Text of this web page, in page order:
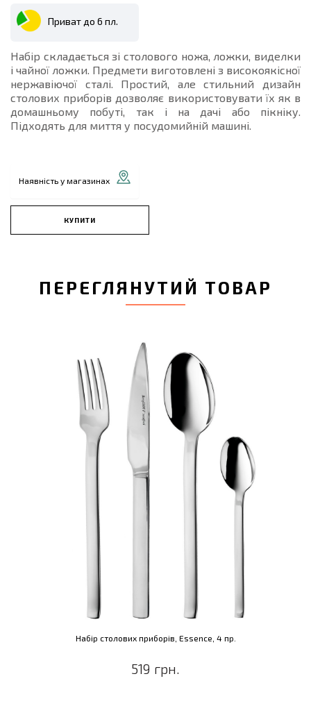
Приват до 6 пл.
Набір складається зі столового ножа, ложки, виделки
і чайної ложки. Предмети виготовлені з високоякісної
нержавіючої сталі. Простий, але стильний дизайн
столових приборів дозволяє використовувати їх як в
домашньому побуті, так і на дачі або пікніку.
Підходять для миття у посудомийній машині.
Наявність у магазинах
КУПИТИ
ПЕРЕГЛЯНУТИЙ ТОВАР
Набір столових приборів, Essence, 4 пр.
519 грн.